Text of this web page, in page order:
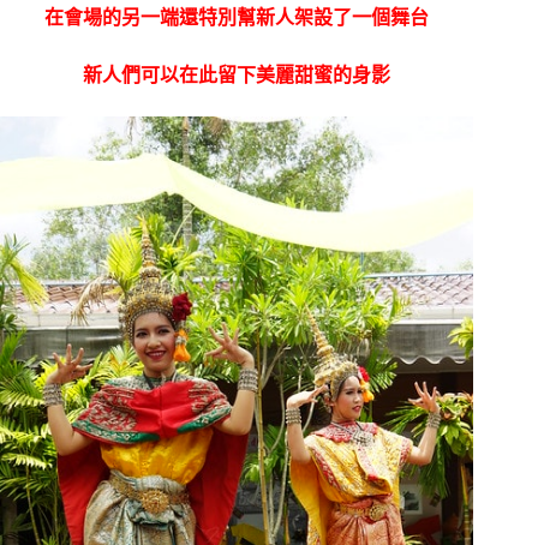
在會場的另一端還特別幫新人架設了一個舞台
新人們可以在此留下美麗甜蜜的身影